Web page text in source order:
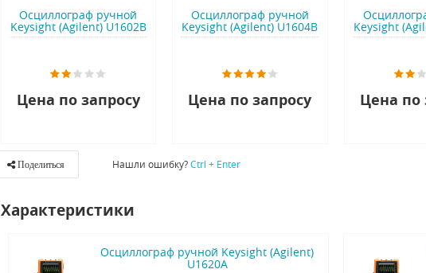
Осциллограф ручной
Keysight (Agilent) U1602B
Цена по запросу
Осциллограф ручной
Keysight (Agilent) U1604B
Цена по запросу
Keysight
Цена по
Поделиться Нашли ошибку?Ctrl + Enter
Характеристики
Осциллограф ручной Keysight (Agilent)
U1620A